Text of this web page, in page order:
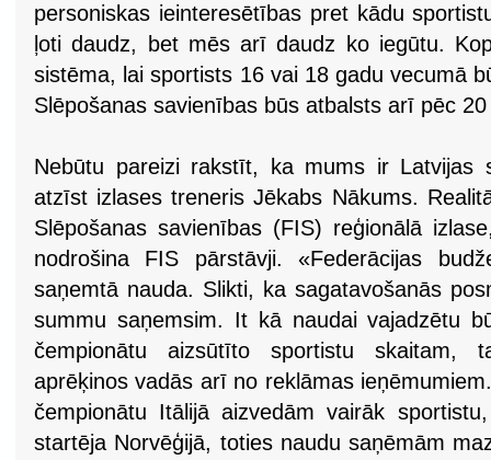
personiskas ieinteresētības pret kādu
ļoti daudz, bet mēs arī daudz ko iegūtu.
sistēma, lai sportists 16 vai 18 gadu vecumā
Slēpošanas savienības būs atbalsts arī pēc
Nebūtu pareizi rakstīt, ka mums ir Latvijas
atzīst izlases treneris Jēkabs Nākums.
Slēpošanas savienības (FIS) reģionālā
nodrošina FIS pārstāvji. «Federācijas
saņemtā nauda. Slikti, ka sagatavošanās
summu saņemsim. It kā naudai vajadzētu
čempionātu aizsūtīto sportistu skaitam,
aprēķinos vadās arī no reklāmas
čempionātu Itālijā aizvedām vairāk
startēja Norvēģijā, toties naudu saņēmām